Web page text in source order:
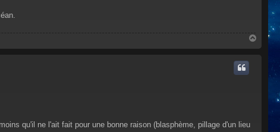
a
qu'il ne l'ait fait pour une bonne raison (blasphème, pillage d'un lieu